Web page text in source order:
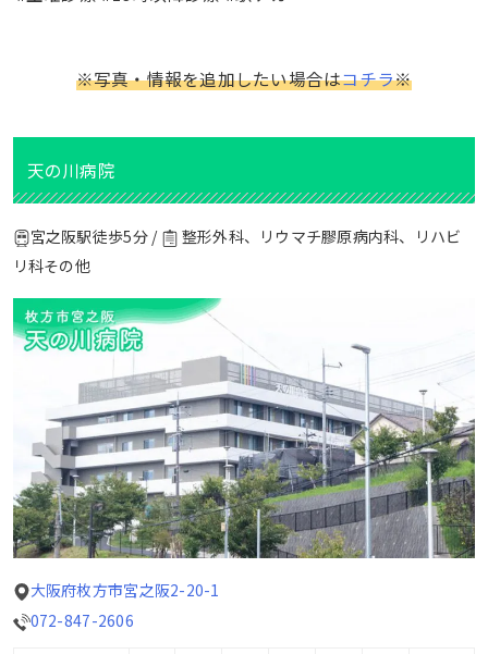
※写真・情報を追加したい場合はコチラ※
天の川病院
宮之阪駅徒歩5分 /
整形外科、リウマチ膠原病内科、リハビ
リ科その他
大阪府枚方市宮之阪2-20-1
072-847-2606